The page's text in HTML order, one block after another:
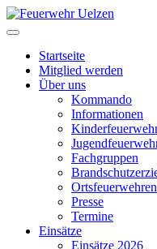
Startseite
Mitglied werden
Über uns
Kommando
Informationen
Fachgruppen
Presse
Termine
Einsätze
Einsätze 2026